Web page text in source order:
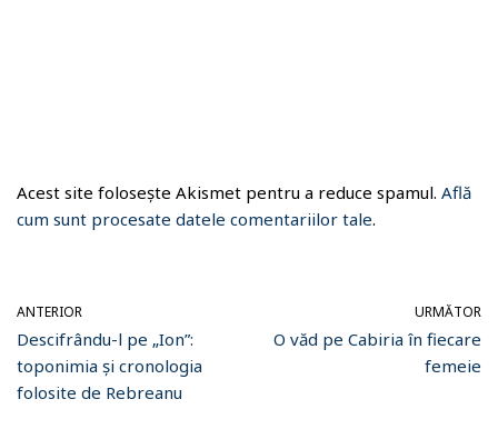
Acest site folosește Akismet pentru a reduce spamul. Află
cum sunt procesate datele comentariilor tale.
ANTERIOR
Descifrându-l pe „Ion”:
toponimia și cronologia
folosite de Rebreanu
URMĂTOR
O văd pe Cabiria în fiecare
femeie